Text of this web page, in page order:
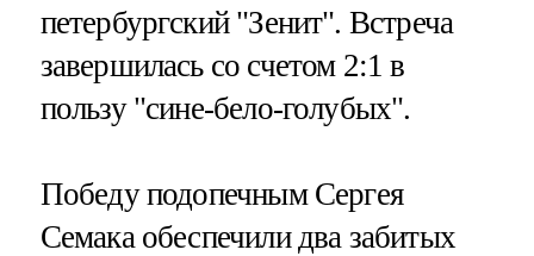
петербургский "Зенит". Встреча
завершилась со счетом 2:1 в
пользу "сине-бело-голубых".
Победу подопечным Сергея
Семака обеспечили два забитых